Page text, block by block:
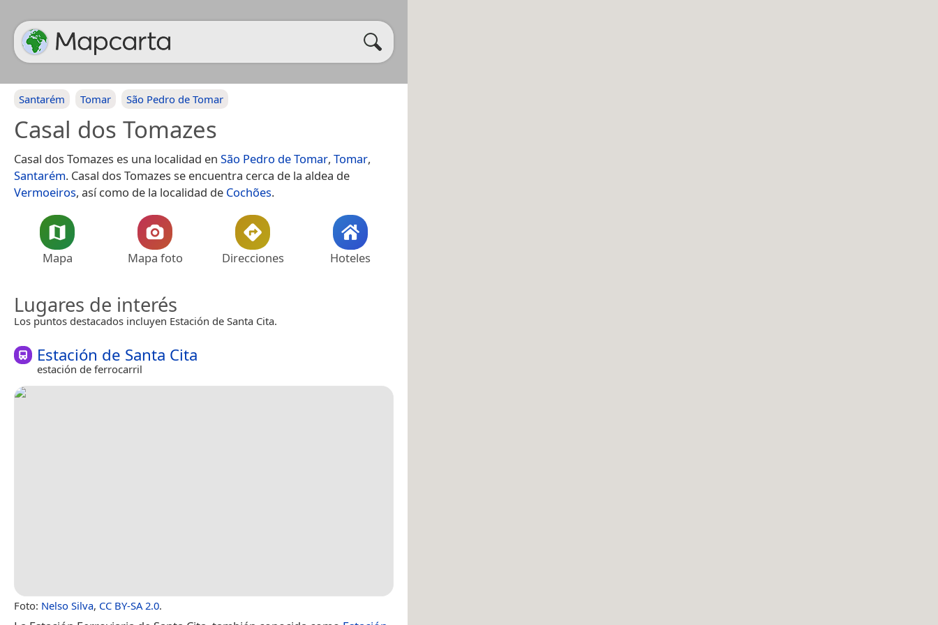
Santarém Tomar São Pedro de Tomar
Casal dos Tomazes
Casal dos Tomazes es una localidad en São Pedro de Tomar, Tomar,
Santarém. Casal dos Tomazes se encuentra cerca de la aldea de
Vermoeiros, así como de la localidad de Cochões.
Mapa Mapa foto Direcciones Hoteles
Lugares de interés
Los puntos destacados incluyen Estación de Santa Cita.
Estación de Santa Cita
estación de ferrocarril
Foto: Nelso Silva, CC BY-SA 2.0.